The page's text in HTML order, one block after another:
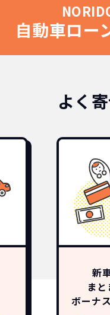
自動車ロー
よく
新
まと
ボーナ